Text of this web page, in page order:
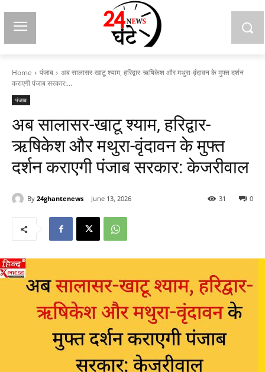
Home पंजाब
अब सालासर-खाटू श्याम, हरिद्वार-ऋषिकेश और मथुरा-वृंदावन के मुफ्त दर्शन
कराएगी पंजाब सरकार:...
पंजाब
अब सालासर-खाटू श्याम, हरिद्वार-
ऋषिकेश और मथुरा-वृंदावन के मुफ्त
दर्शन कराएगी पंजाब सरकार: केजरीवाल
By 24ghantenews June 13, 2026 0
31